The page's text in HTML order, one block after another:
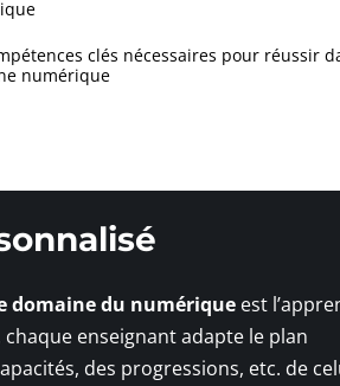
clés nécessaires pour réussir
numérique
domaine du numérique est
enseignant adapte le plan
des progressions, etc. de